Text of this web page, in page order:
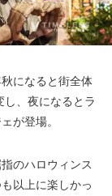
になると街全体
、夜になるとラ
が登場。
のハロウィンス
以上に楽しかっ